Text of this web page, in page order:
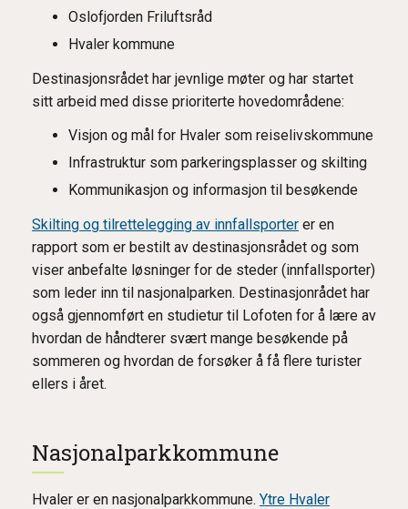
Oslofjorden Friluftsråd
Hvaler kommune
Destinasjonsrådet har jevnlige møter og har startet
sitt arbeid med disse prioriterte hovedområdene:
Visjon og mål for Hvaler som reiselivskommune
Infrastruktur som parkeringsplasser og skilting
Kommunikasjon og informasjon til besøkende
Skilting og tilrettelegging av innfallsporter er en
rapport som er bestilt av destinasjonsrådet og som
viser anbefalte løsninger for de steder (innfallsporter)
som leder inn til nasjonalparken. Destinasjonrådet har
også gjennomført en studietur til Lofoten for å lære av
hvordan de håndterer svært mange besøkende på
sommeren og hvordan de forsøker å få flere turister
ellers i året.
Nasjonalparkkommune
Hvaler er en nasjonalparkkommune. Ytre Hvaler